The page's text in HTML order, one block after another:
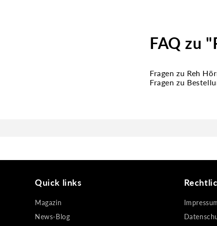
FAQ zu
Fragen zu Reh
Fragen zu
Quick links
Magazin
News-Blog